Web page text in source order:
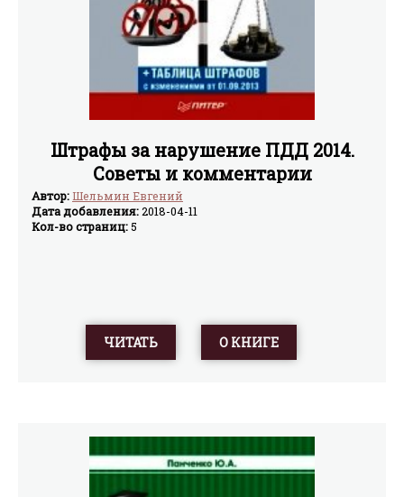
Штрафы за нарушение ПДД 2014.
Советы и комментарии
Автор:Шельмин Евгений
Дата добавления:2018-04-11
Кол-во страниц: 5
ЧИТАТЬ О КНИГЕ